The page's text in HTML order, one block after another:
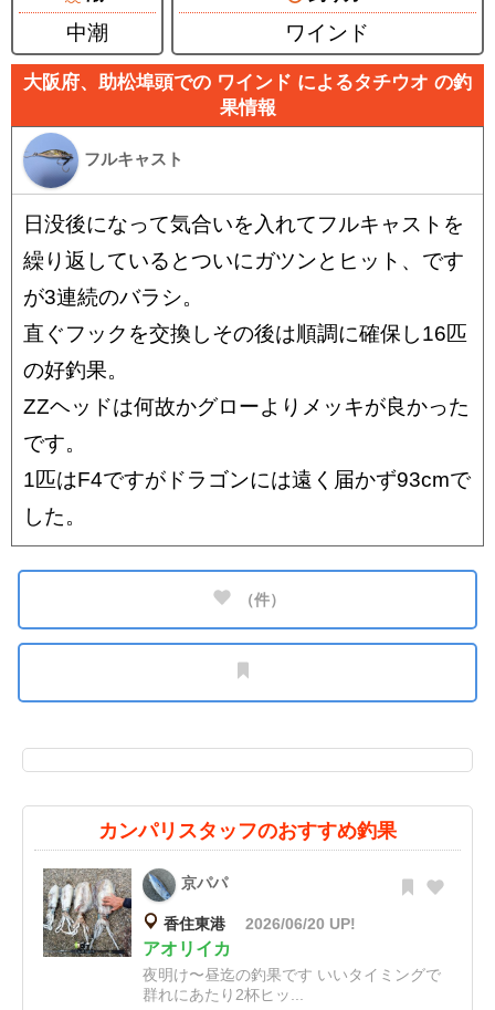
中潮 ワインド
大阪府、助松埠頭での ワインド によるタチウオ の釣
果情報
フルキャスト
日没後になって気合いを入れてフルキャストを
繰り返しているとついにガツンとヒット、です
が3連続のバラシ。
直ぐフックを交換しその後は順調に確保し16匹
の好釣果。
ZZヘッドは何故かグローよりメッキが良かった
です。
1匹はF4ですがドラゴンには遠く届かず93cmで
した。
（件）
カンパリスタッフのおすすめ釣果
京パパ
香住東港 2026/06/20 UP!
アオリイカ
夜明け〜昼迄の釣果です いいタイミングで
群れにあたり2杯ヒッ...